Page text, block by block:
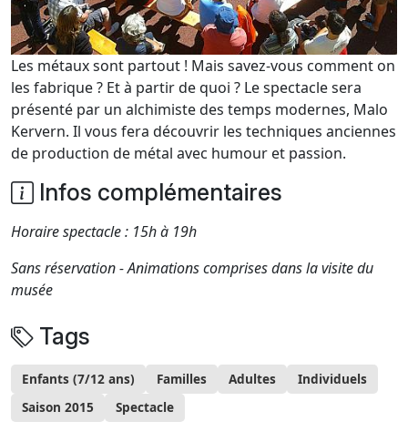
Les métaux sont partout ! Mais savez-vous comment on
les fabrique ? Et à partir de quoi ? Le spectacle sera
présenté par un alchimiste des temps modernes, Malo
Kervern. Il vous fera découvrir les techniques anciennes
de production de métal avec humour et passion.
Infos complémentaires
Horaire spectacle : 15h à 19h
Sans réservation - Animations comprises dans la visite du
musée
Tags
Enfants (7/12 ans) Familles Adultes
Individuels
Saison 2015
Spectacle